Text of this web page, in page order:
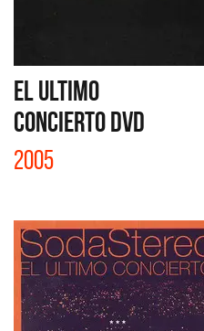
EL ULTIMO
CONCIERTO DVD
2005